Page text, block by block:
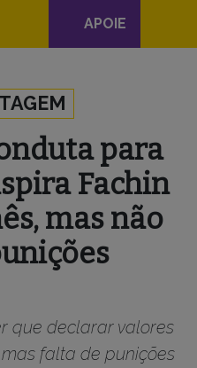
Navegação
APOIE
para
Fachin
mas não
que declarar valores
falta de punições